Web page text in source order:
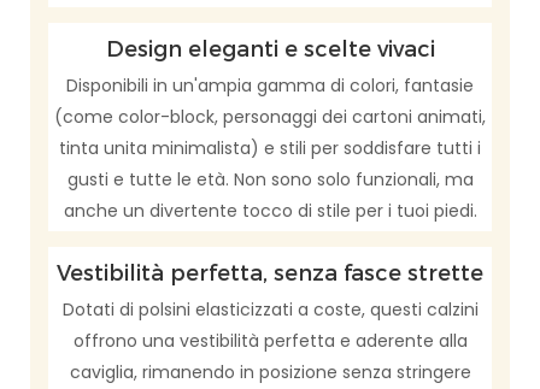
Design eleganti e scelte vivaci
Disponibili in un'ampia gamma di colori, fantasie
(come color-block, personaggi dei cartoni animati,
tinta unita minimalista) e stili per soddisfare tutti i
gusti e tutte le età. Non sono solo funzionali, ma
anche un divertente tocco di stile per i tuoi piedi.
Vestibilità perfetta, senza fasce strette
Dotati di polsini elasticizzati a coste, questi calzini
offrono una vestibilità perfetta e aderente alla
caviglia, rimanendo in posizione senza stringere